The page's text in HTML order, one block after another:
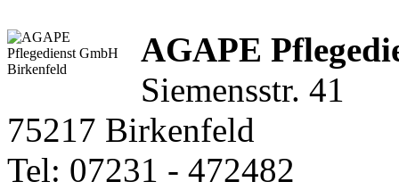
AGAPE
Siemensstr. 41
75217 Birkenfeld
Tel: 07231 - 472482